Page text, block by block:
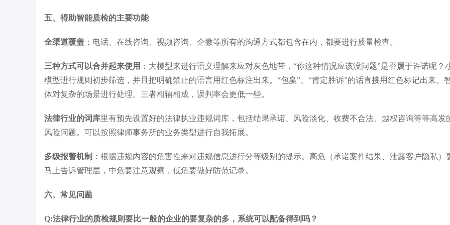
五、得助智能质检的主要功能
全渠道覆盖 ：电话、在线咨询、视频咨询、企微等所有的沟通方式都包含在内，都要进行质量检查。
三种方式可以合并起来使用 ：大模型来进行语义理解来应对灰色地带，“你这种情况应该没问题”是否属于许诺呢？
模型进行规则初步筛选，并且把明确禁止的语言用红色标注出来。“包赢”、“肯定胜诉”的话直接用红色标记出来。
体对复杂的场景进行处理。三者相辅相成，误判率会更低一些。
法律行业的词库里有预先设置好的法律执业违规词库，包括结果承诺、风险淡化、收费不合法、越权咨询等等高发
风险问题。可以按照律师事务所的业务类型进行自我拓展。
多级报警机制 ：根据违规内容的危害性来对违规信息进行分等级别的提示。高危（承诺案件结果、泄露客户隐私）
马上告诉管理层，中危要注意观察，低危要做好防范记录。
六、常见问题
Q:法律行业的质检规则要比一般的企业的要复杂的多，系统可以配备得到吗？